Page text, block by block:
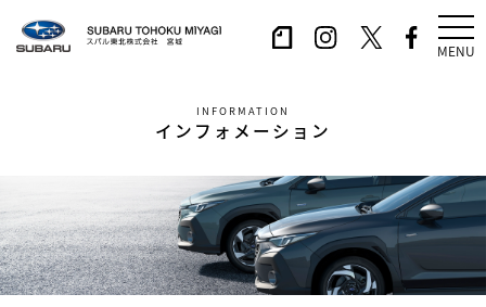
MENU
INFORMATION
インフォメーション